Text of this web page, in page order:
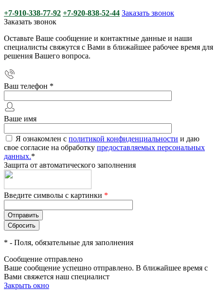
+7-910-338-77-92 +7-920-838-52-44 Заказать звонок
Заказать звонок
Оставьте Ваше сообщение и контактные данные и наши
специалисты свяжутся с Вами в ближайшее рабочее время для
решения Вашего вопроса.
Ваш телефон *
Ваше имя
Я ознакомлен с политикой конфиденциальности и даю
свое согласие на обработку предоставляемых персональных
данных.*
Защита от автоматического заполнения
Введите символы с картинки *
* - Поля, обязательные для заполнения
Сообщение отправлено
Ваше сообщение успешно отправлено. В ближайшее время с
Вами свяжется наш специалист
Закрыть окно